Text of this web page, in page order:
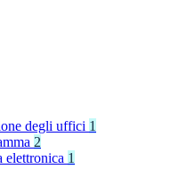
degli uffici 1
2
elettronica 1